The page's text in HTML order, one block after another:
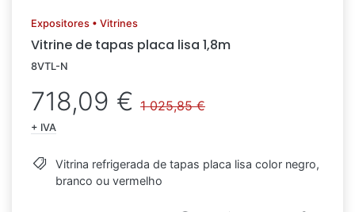
Expositores • Vitrines
Vitrine de tapas placa lisa 1,8m
8VTL-N
718,09 € 1 025,85 €
+ IVA
Vitrina refrigerada de tapas placa lisa color negro,
branco ou vermelho